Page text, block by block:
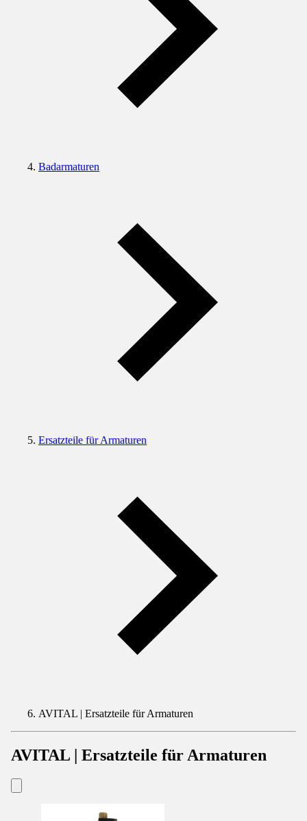
Badarmaturen
Ersatzteile für Armaturen
AVITAL | Ersatzteile für Armaturen
AVITAL | Ersatzteile für Armaturen